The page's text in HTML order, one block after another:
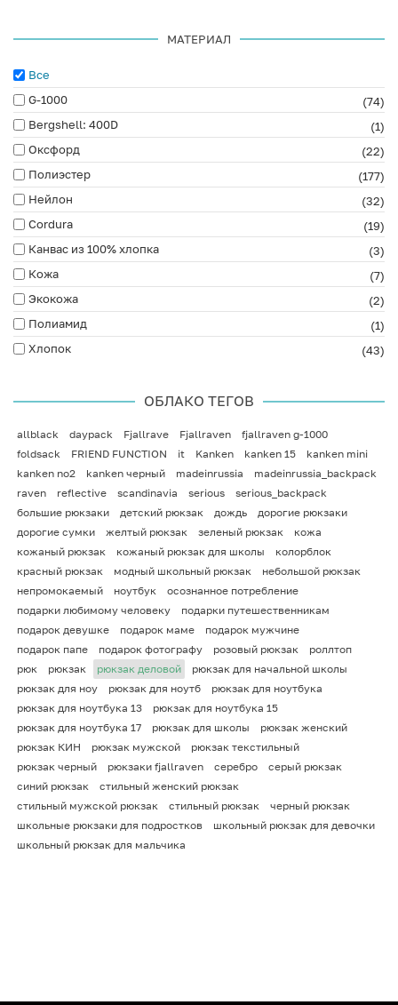
МАТЕРИАЛ
Все
G-1000
(74)
Bergshell: 400D
(1)
Оксфорд
(22)
Полиэстер
(177)
Нейлон
(32)
Cordura
(19)
Канвас из 100% хлопка
(3)
Кожа
(7)
Экокожа
(2)
Полиамид
(1)
Хлопок
(43)
ОБЛАКО ТЕГОВ
allblack daypack Fjallrave Fjallraven
fjallraven g-1000
foldsack
FRIEND FUNCTION it Kanken kanken 15
kanken mini
kanken no2
kanken черный madeinrussia
madeinrussia_backpack
raven
reflective scandinavia serious
serious_backpack
большие рюкзаки
детский рюкзак дождь
дорогие рюкзаки
дорогие сумки
желтый рюкзак зеленый рюкзак
кожа
кожаный рюкзак
кожаный рюкзак для школы
колорблок
красный рюкзак
модный школьный рюкзак
небольшой рюкзак
непромокаемый
ноутбук
осознанное потребление
подарки любимому человеку
подарки путешественникам
подарок девушке
подарок маме
подарок мужчине
подарок папе
подарок фотографу розовый рюкзак
роллтоп
рюк
рюкзак рюкзак деловой
рюкзак для начальной школы
рюкзак для ноу
рюкзак для ноутб
рюкзак для ноутбука
рюкзак для ноутбука 13
рюкзак для ноутбука 15
рюкзак для ноутбука 17
рюкзак для школы
рюкзак женский
рюкзак КИН
рюкзак мужской
рюкзак текстильный
рюкзак черный
рюкзаки fjallraven серебро
серый рюкзак
синий рюкзак
стильный женский рюкзак
стильный мужской рюкзак
стильный рюкзак
черный рюкзак
школьные рюкзаки для подростков
школьный рюкзак для девочки
школьный рюкзак для мальчика